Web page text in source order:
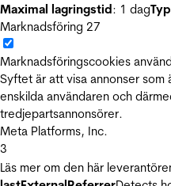
Maximal lagringstid: 1 dagTyp
Marknadsföring 27
Marknadsföringscookies
Syftet är att visa annonser
enskilda användaren och
tredjepartsannonsörer.
Meta Platforms, Inc.
3
Läs mer om den här